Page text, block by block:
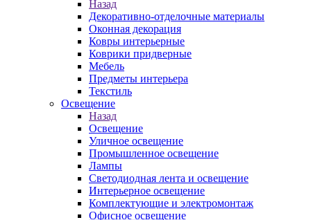
Назад
Декоративно-отделочные материалы
Оконная декорация
Ковры интерьерные
Коврики придверные
Мебель
Предметы интерьера
Текстиль
Освещение
Назад
Освещение
Уличное освещение
Промышленное освещение
Лампы
Светодиодная лента и освещение
Интерьерное освещение
Комплектующие и электромонтаж
Офисное освещение